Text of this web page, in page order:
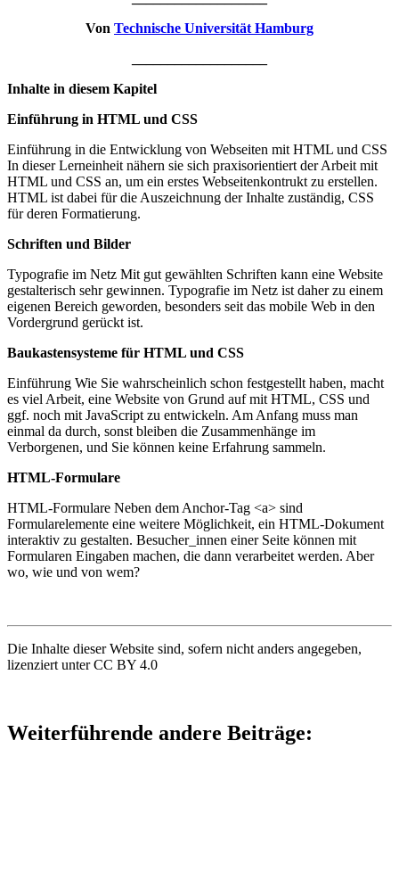
Von Technische Universität Hamburg
Inhalte in diesem Kapitel
Einführung in HTML und CSS
Einführung in die Entwicklung von Webseiten mit HTML und CSS
In dieser Lerneinheit nähern sie sich praxisorientiert der Arbeit mit
HTML und CSS an, um ein erstes Webseitenkontrukt zu erstellen.
HTML ist dabei für die Auszeichnung der Inhalte zuständig, CSS
für deren Formatierung.
Schriften und Bilder
Typografie im Netz Mit gut gewählten Schriften kann eine Website
gestalterisch sehr gewinnen. Typografie im Netz ist daher zu einem
eigenen Bereich geworden, besonders seit das mobile Web in den
Vordergrund gerückt ist.
Baukastensysteme für HTML und CSS
Einführung Wie Sie wahrscheinlich schon festgestellt haben, macht
es viel Arbeit, eine Website von Grund auf mit HTML, CSS und
ggf. noch mit JavaScript zu entwickeln. Am Anfang muss man
einmal da durch, sonst bleiben die Zusammenhänge im
Verborgenen, und Sie können keine Erfahrung sammeln.
HTML-Formulare
HTML-Formulare Neben dem Anchor-Tag <a> sind
Formularelemente eine weitere Möglichkeit, ein HTML-Dokument
interaktiv zu gestalten. Besucher_innen einer Seite können mit
Formularen Eingaben machen, die dann verarbeitet werden. Aber
wo, wie und von wem?
Die Inhalte dieser Website sind, sofern nicht anders angegeben,
lizenziert unter CC BY 4.0
Weiterführende andere Beiträge: